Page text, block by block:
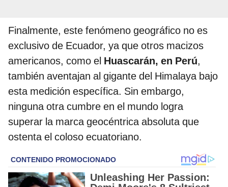
Finalmente, este fenómeno geográfico no es
exclusivo de Ecuador, ya que otros macizos
americanos, como el Huascarán, en Perú,
también aventajan al gigante del Himalaya bajo
esta medición específica. Sin embargo,
ninguna otra cumbre en el mundo logra
superar la marca geocéntrica absoluta que
ostenta el coloso ecuatoriano.